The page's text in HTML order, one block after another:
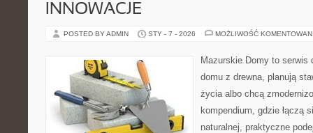
INNOWACJE
POSTED BY ADMIN STY - 7 - 2026 MOŻLIWOŚĆ
Mazurskie Domy to serwis
domu z drewna, planują
życia albo chcą
kompendium, gdzie łączą
naturalnej, praktyczne